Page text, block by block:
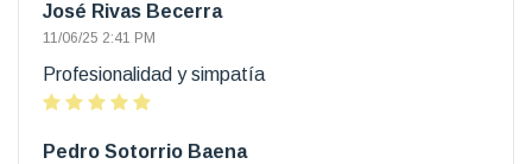
José Rivas Becerra
11/06/25 2:41 PM
Profesionalidad y simpatía
Pedro Sotorrio Baena